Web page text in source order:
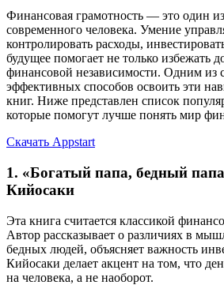
Финансовая грамотность — это один
современного человека. Умение
контролировать расходы,
будущее помогает не только избежать
финансовой независимости. Одним из
эффективных способов освоить эти
книг. Ниже представлен список
которые помогут лучше понять мир
Скачать Appstart
1. «Богатый папа, бедный
Кийосаки
Эта книга считается классикой
Автор рассказывает о различиях в
бедных людей, объясняет важность
Кийосаки делает акцент на том, что
на человека, а не наоборот.